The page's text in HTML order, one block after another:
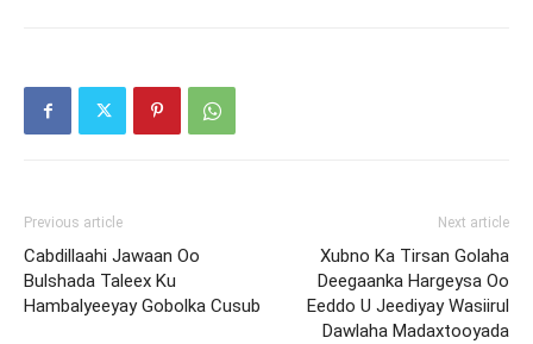
Previous article
Cabdillaahi Jawaan Oo
Bulshada Taleex Ku
Hambalyeeyay Gobolka Cusub
Next article
Xubno Ka Tirsan Golaha
Deegaanka Hargeysa Oo
Eeddo U Jeediyay Wasiirul
Dawlaha Madaxtooyada